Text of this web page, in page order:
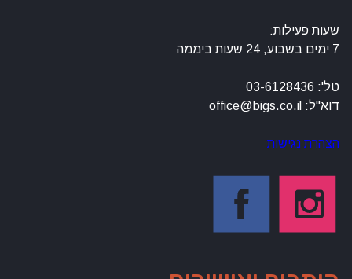
שעות פעילות:
7 ימים בשבוע, 24 שעות ביממה
טל': 03-6128436
דוא"ל: office@bigs.co.il
הצהרת נגישות